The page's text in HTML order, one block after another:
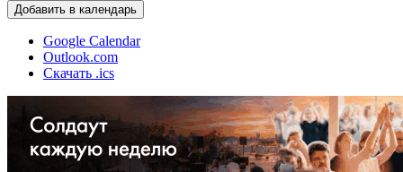
Добавить в календарь
Google Calendar
Outlook.com
Скачать .ics